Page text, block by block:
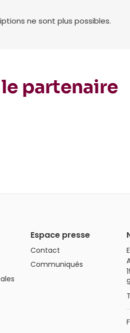
ne sont plus possibles.
partenaire
Espace presse
Contact
Communiqués